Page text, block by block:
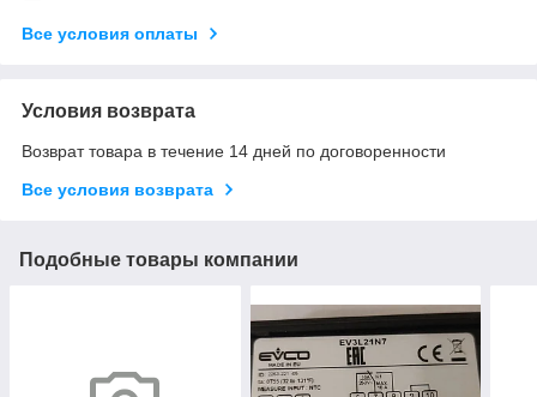
Все условия оплаты
Условия возврата
Возврат товара в течение 14 дней по договоренности
Все условия возврата
Подобные товары компании